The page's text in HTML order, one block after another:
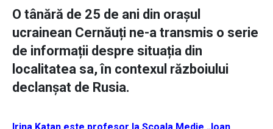
O tânără de 25 de ani din orașul
ucrainean Cernăuți ne-a transmis o serie
de informații despre situația din
localitatea sa, în contexul războiului
declanșat de Rusia.